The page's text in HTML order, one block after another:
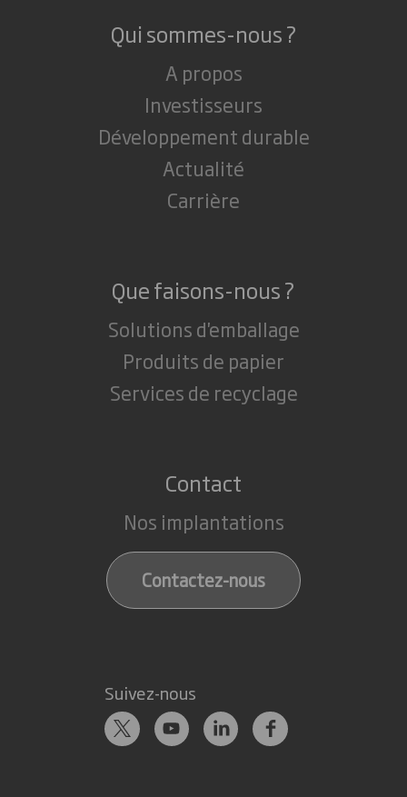
Qui sommes-nous ?
A propos
Investisseurs
Développement durable
Actualité
Carrière
Que faisons-nous ?
Solutions d'emballage
Produits de papier
Services de recyclage
Contact
Nos implantations
Contactez-nous
Suivez-nous